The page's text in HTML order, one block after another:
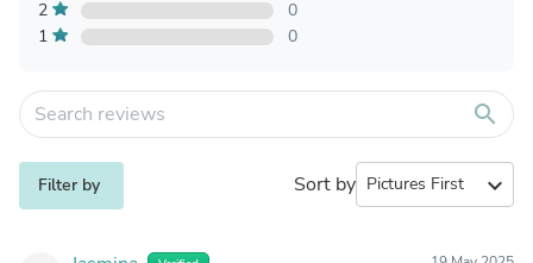
2
0
1
0
search
Filter by Sort by expand_more